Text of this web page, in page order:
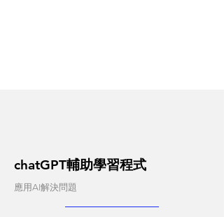
chatGPT輔助學習程式
應用AI解決問題